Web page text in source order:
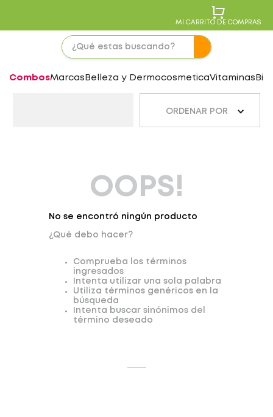
MI CARRITO DE COMPRAS
CombosMarcas Belleza y DermocosmeticaVitaminas
ORDENAR POR
OOPS!
No se encontró ningún producto
¿Qué debo hacer?
Comprueba los términos
ingresados
Intenta utilizar una sola palabra
Utiliza términos genéricos en la
búsqueda
Intenta buscar sinónimos del
término deseado